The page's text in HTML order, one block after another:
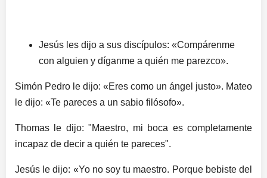
Jesús les dijo a sus discípulos: «Compárenme
con alguien y díganme a quién me parezco».
Simón Pedro le dijo: «Eres como un ángel justo». Mateo
le dijo: «Te pareces a un sabio filósofo».
Thomas le dijo: "Maestro, mi boca es completamente
incapaz de decir a quién te pareces".
Jesús le dijo: «Yo no soy tu maestro. Porque bebiste del